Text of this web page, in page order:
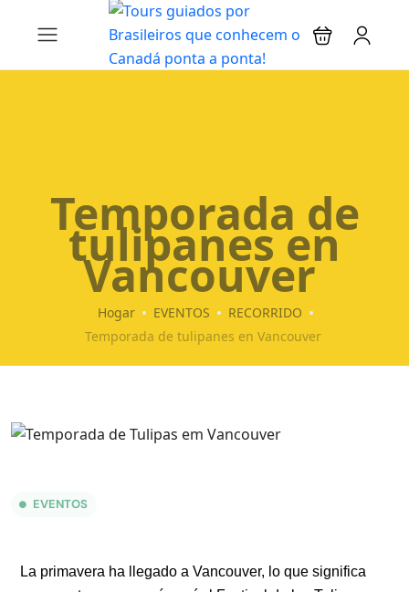
Temporada de
tulipanes en
Vancouver
Hogar EVENTOS
RECORRIDO
Temporada de tulipanes en Vancouver
EVENTOS
La primavera ha llegado a Vancouver, lo que significa